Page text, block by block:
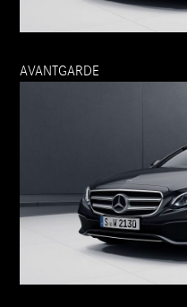
AVANTGARDE